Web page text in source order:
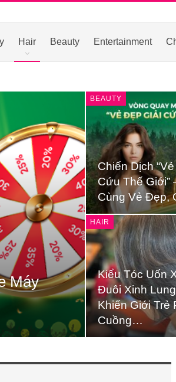
Hair Beauty Entertainment
Máy
BEAUTY
Chiến Dịch
Cứu Thế Giới”
Cùng Vẻ Đẹp,
HAIR
Kiểu Tóc Uốn
Đuôi Xinh
Khiến Giới Trẻ
Cuồng…